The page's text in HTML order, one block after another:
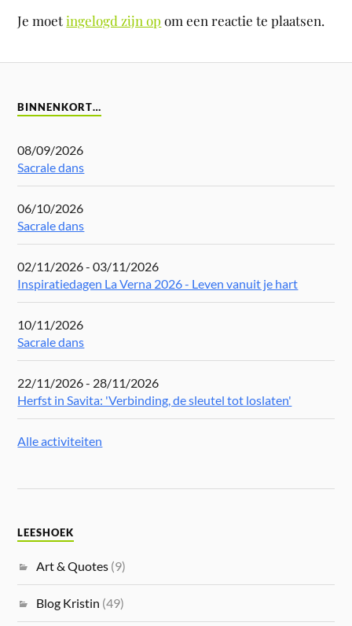
Je moetingelogd zijn op om een reactie te plaatsen.
BINNENKORT…
08/09/2026
Sacrale dans
06/10/2026
Sacrale dans
02/11/2026 - 03/11/2026
Inspiratiedagen La Verna 2026 - Leven vanuit je hart
10/11/2026
Sacrale dans
22/11/2026 - 28/11/2026
Herfst in Savita: 'Verbinding, de sleutel tot loslaten'
Alle activiteiten
LEESHOEK
Art & Quotes (9)
Blog Kristin (49)